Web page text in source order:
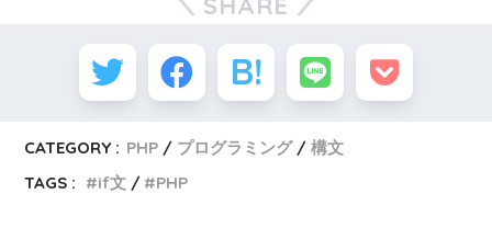
CATEGORY : PHP プログラミング
構文
TAGS :
if文 PHP